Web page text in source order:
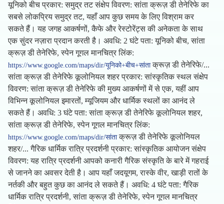
यूनिको बीच प्रकार: समुद्र तट संक्षेप विवरण: सांता क्रूज़ डी तेनेरिफे का
सबसे लोकप्रिय समुद्र तट, यहाँ आप कुछ समय के लिए विश्राम कर
सकते हैं। यह जगह आकर्षणों, कैफे और रेस्टोरेंट्स की अनेकता के साथ
एक सुंदर नज़ारा प्रदान करती है। अवधि: 2 घंटे पता: यूनिको बीच, सांता
क्रूज़ डी तेनेरिफे, स्पेन गूगल मानचित्र लिंक:
https://www.google.com/maps/dir/यूनिको+बीच+सांताक्रूज़ डी तेनेरिफे/...
सांता क्रूज़ डी तेनेरिफे कूलोनियल शहर प्रकार: सांस्कृतिक स्थल संक्षेप
विवरण: सांता क्रूज़ डी तेनेरिफे की मुख्य आकर्षणों में से एक, यहीं आप
विभिन्न कूलोनियल इमारतों, म्यूजियम और धार्मिक स्थलों का आनंद ले
सकते हैं। अवधि: 3 घंटे पता: सांता क्रूज़ डी तेनेरिफे कूलोनियल शहर,
सांता क्रूज़ डी तेनेरिफे, स्पेन गूगल मानचित्र लिंक:
https://www.google.com/maps/dir/सांताक्रूज़ डी तेनेरिफे कूलोनियल
शहर/... गैरिक धार्मिक रात्रि प्रदर्शनी प्रकार: सांस्कृतिक आयोजन संक्षेप
विवरण: यह रात्रि प्रदर्शनी आपको कनारी गैरिक संस्कृति के बारे में गहराई
से जानने का अवसर देती है। आप यहाँ जदयूगम, रास्के वीर, खाड़ी रातों के
नर्तकी और बहुत कुछ का आनंद ले सकते हैं। अवधि: 4 घंटे पता: गैरिक
धार्मिक रात्रि प्रदर्शनी, सांता क्रूज़ डी तेनेरिफे, स्पेन गूगल मानचित्र